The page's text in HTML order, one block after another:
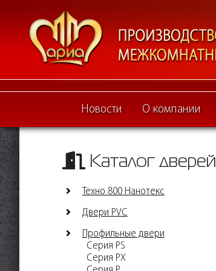
Новости О компании
Каталог дверей
Техно 800 Нанотекс
Двери PVC
Профильные двери
Серия PS
Серия PX